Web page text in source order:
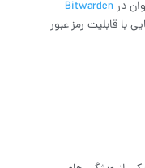
در Bitwarden
با قابلیت رمز عبور